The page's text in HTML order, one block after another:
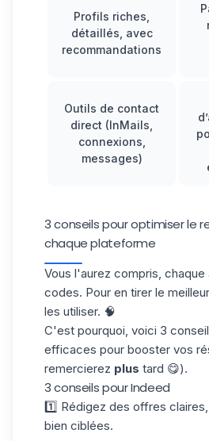
Profils riches,
détaillés, avec
recommandations
Outils de contact
direct (InMails,
connexions,
messages)
3 conseils pour optimiser le
chaque plateforme
Vous l'aurez compris,
codes. Pour en tirer le
les utiliser. 🧠
C'est pourquoi, voici 3
efficaces pour booster vos
remercierez plus tard 😋).
3 conseils pour Indeed
1️⃣ Rédigez des offres
bien ciblées.